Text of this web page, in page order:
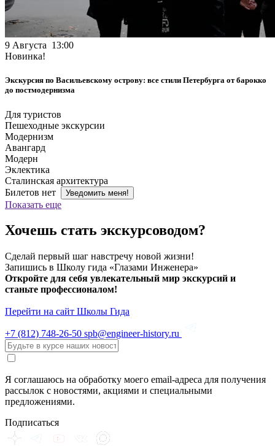
9 Августа 13:00
Новинка!
Экскурсия по Васильевскому острову: все стили Петербурга от барокко
до постмодернизма
Для туристов
Пешеходные экскурсии
Модернизм
Авангард
Модерн
Эклектика
Сталинская архитектура
Билетов нет
Уведомить меня!
Показать еще
Хочешь стать экскурсоводом?
Сделай первый шаг навстречу новой жизни!
Запишись в Школу гида «Глазами Инженера»
Откройте для себя увлекательный мир экскурсий и
станьте профессионалом!
Перейти на сайт Школы Гида
+7 (812) 748-26-50 spb@engineer-history.ru
Я соглашаюсь на обработку моего email-адреса для получения
рассылок с новостями, акциями и специальными
предложениями.
Подписаться